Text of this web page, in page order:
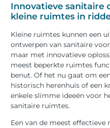
Innovatieve sanitaire
kleine ruimtes in
Kleine ruimtes kunnen een
ontwerpen van sanitaire
maar met innovatieve
meest beperkte ruimtes
benut. Of het nu gaat om
historisch herenhuis of een
enkele slimme ideeën voor
sanitaire ruimtes.
Een van de meest